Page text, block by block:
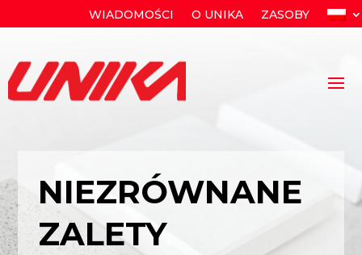
WIADOMOŚCI O UNIKA ZASOBY
NIEZRÓWNANE
ZALETY